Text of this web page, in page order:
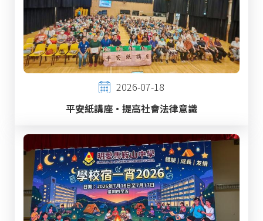
2026-07-18
平安紙講座‧提高社會法律意識